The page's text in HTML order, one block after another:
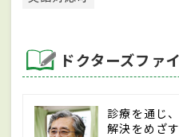
ドクターズファ
診療を通じ
解決をめざす